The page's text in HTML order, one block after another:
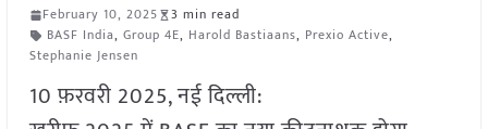
February 10, 2025
3 min read
BASF India, Group 4E, Harold Bastiaans, Prexio Active,
Stephanie Jensen
10 फ़रवरी 2025, नई दिल्ली: